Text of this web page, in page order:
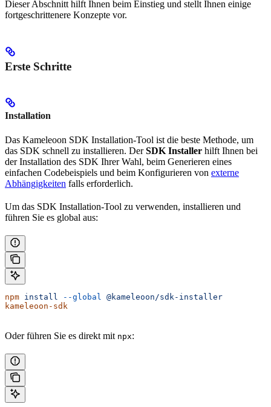
Dieser Abschnitt hilft Ihnen beim Einstieg und stellt Ihnen einige
fortgeschrittenere Konzepte vor.
Erste Schritte
Installation
Das Kameleoon SDK Installation-Tool ist die beste Methode, um
das SDK schnell zu installieren. DerSDK Installer hilft Ihnen bei
der Installation des SDK Ihrer Wahl, beim Generieren eines
einfachen Codebeispiels und beim Konfigurieren von externe
Abhängigkeiten falls erforderlich.
Um das SDK Installation-Tool zu verwenden, installieren und
führen Sie es global aus:
npm install --global
@kameleoon/sdk-installer
kameleoon-sdk
Oder führen Sie es direkt mit npx: